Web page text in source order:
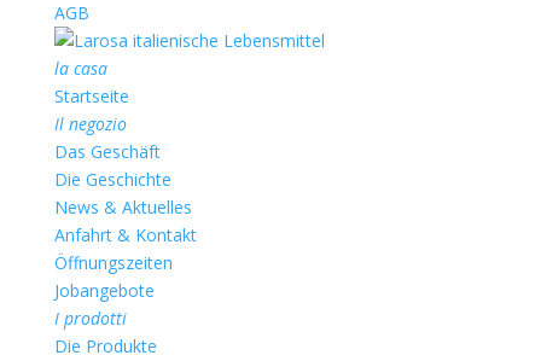
AGB
la casa
Startseite
Il negozio
Das Geschäft
Die Geschichte
News & Aktuelles
Anfahrt & Kontakt
Öffnungszeiten
Jobangebote
I prodotti
Die Produkte